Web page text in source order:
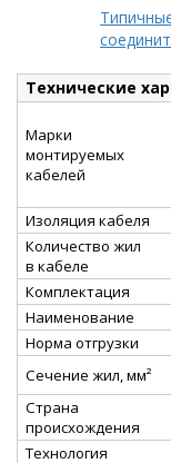
Технические
Марки
монтируемых
кабелей
Изоляция кабеля
Количество жил
в кабеле
Комплектация
Наименование
Норма отгрузки
Сечение жил, мм²
Страна
происхождения
Технология